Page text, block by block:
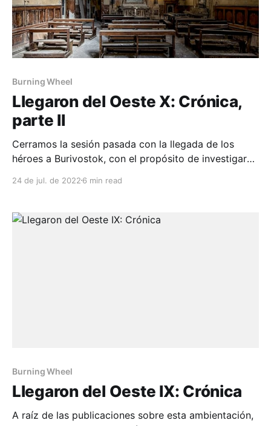
Burning Wheel
Llegaron del Oeste X: Crónica,
parte II
Cerramos la sesión pasada con la llegada de los
héroes a Burivostok, con el propósito de investigar
Sombra al Acecho que se acerca desde el oeste, el
24 de jul. de 2022 6 min read
Burning Wheel
Llegaron del Oeste IX: Crónica
A raíz de las publicaciones sobre esta ambientación,